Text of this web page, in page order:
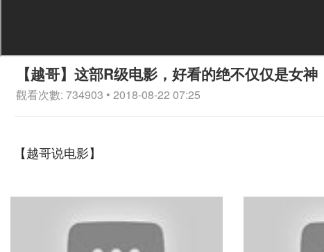
【越哥】这部R级电影，好看的绝不仅仅是女神
觀看次數: 734903 • 2018-08-22 07:25
【越哥说电影】